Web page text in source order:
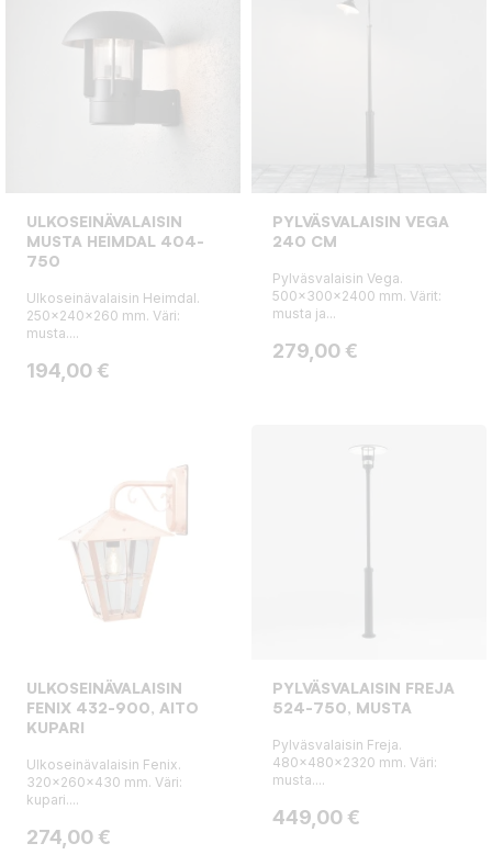
ULKOSEINÄVALAISIN
MUSTA HEIMDAL 404-
750
Ulkoseinävalaisin Heimdal.
250x240x260 mm. Väri:
musta....
Hinta
194,00 €
PYLVÄSVALAISIN VEGA
240 CM
Pylväsvalaisin Vega.
500x300x2400 mm. Värit:
musta ja...
Hinta
279,00 €
ULKOSEINÄVALAISIN
FENIX 432-900, AITO
KUPARI
Ulkoseinävalaisin Fenix.
320x260x430 mm. Väri:
kupari....
Hinta
274,00 €
PYLVÄSVALAISIN FREJA
524-750, MUSTA
Pylväsvalaisin Freja.
480x480x2320 mm. Väri:
musta....
Hinta
449,00 €